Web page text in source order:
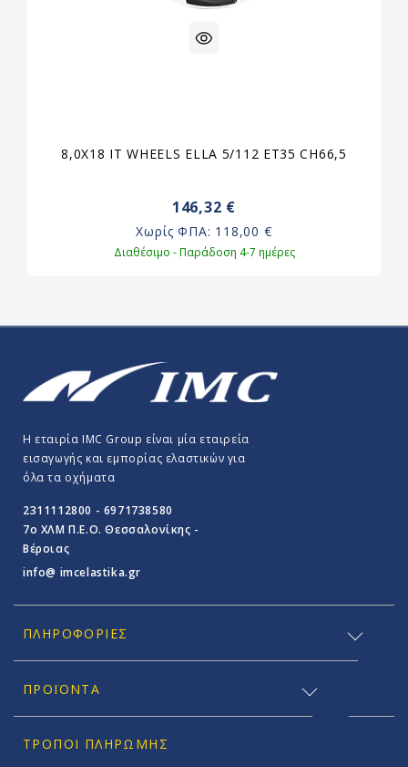
8,0X18 IT WHEELS ELLA 5/112 ET35 CH66,5
146,32 €
Χωρίς ΦΠΑ: 118,00 €
Διαθέσιμο - Παράδοση 4-7 ημέρες
Η εταιρία IMC Group είναι μία εταιρεία
εισαγωγής και εμπορίας ελαστικών για
όλα τα οχήματα
2311112800 - 6971738580
7o ΧΛΜ Π.E.O. Θεσσαλονίκης -
Βέροιας
info@ imcelastika.gr
ΠΛΗΡΟΦΟΡΊΕΣ
ΠΡΟΪΟΝΤΑ
ΤΡΌΠΟΙ ΠΛΗΡΩΜΉΣ